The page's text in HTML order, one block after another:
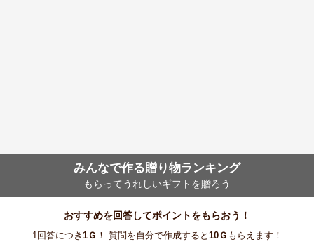
みんなで作る贈り物ランキング
もらってうれしいギフトを贈ろう
おすすめを回答してポイントをもらおう！
1回答につき 1Ｇ ！ 質問を自分で作成すると 10Ｇ もらえます！